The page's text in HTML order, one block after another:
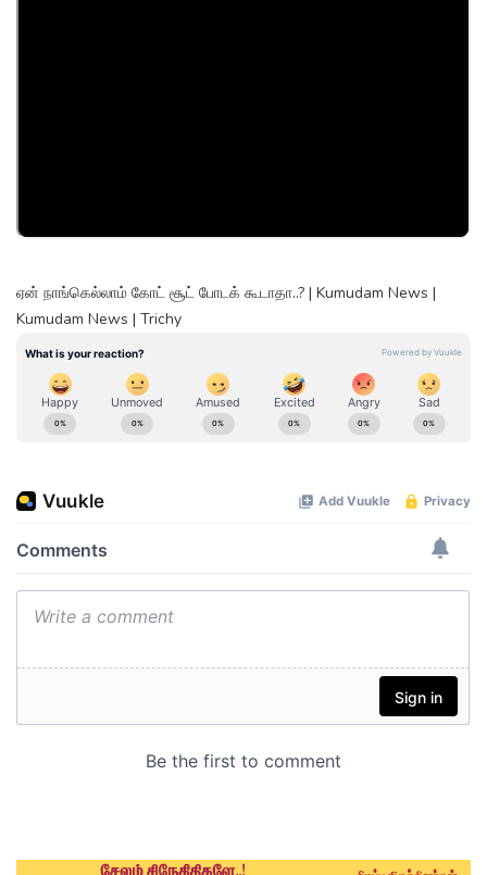
ஏன் நாங்கெல்லாம் கோட் சூட் போடக் கூடாதா..? | Kumudam News |
Kumudam News | Trichy